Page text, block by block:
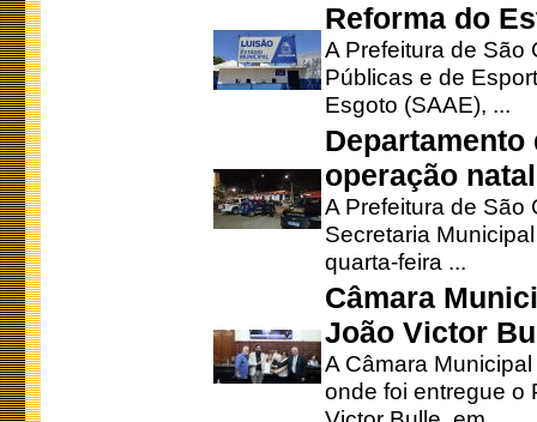
Reforma do
A Prefeitura de São
Públicas e de
Esgoto (SAAE), ...
operação
A Prefeitura de São
Secretaria
quarta-feira ...
Câmara
João Victor
A Câmara
onde foi entregue o